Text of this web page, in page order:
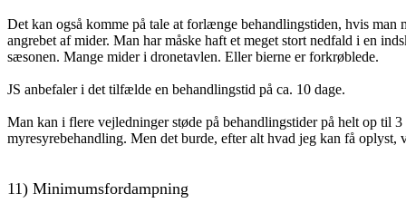
Det kan også komme på tale at forlænge behandlingstiden, hvis man
angrebet af mider. Man har måske haft et meget stort nedfald i en
sæsonen. Mange mider i dronetavlen. Eller bierne er forkrøblede.
JS anbefaler i det tilfælde en behandlingstid på ca. 10 dage.
Man kan i flere vejledninger støde på behandlingstider på helt op til 3
myresyrebehandling. Men det burde, efter alt hvad jeg kan få oplyst,
11) Minimumsfordampning